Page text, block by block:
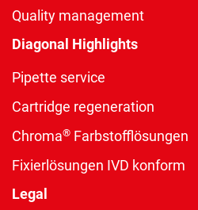
Quality management
Diagonal Highlights
Pipette service
Cartridge regeneration
Chroma® Farbstofflösungen
Fixierlösungen IVD konform
Legal